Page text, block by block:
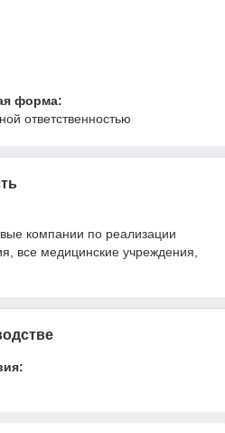
форма:
ответственностью
компании по реализации
все медицинские учреждения,